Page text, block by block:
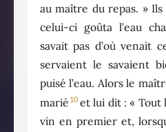
au maître du repas. »
celui-ci goûta l’eau
savait pas d’où venait
servaient le savaient
puisé l’eau. Alors le
marié 10 et lui dit : « Tout
vin en premier et,